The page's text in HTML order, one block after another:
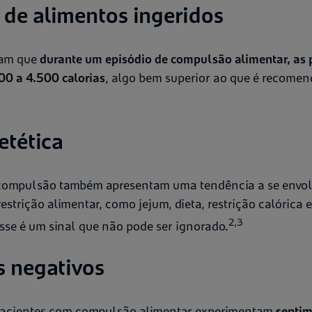
alimentos ingeridos
quedurante um episódio de compulsão alimentar, as
a 4.500 calorias, algo bem superior ao que é
também apresentam uma tendência a se
alimentar, como jejum, dieta, restrição calórica
é um sinal que não pode ser ignorado.2,3
negativos